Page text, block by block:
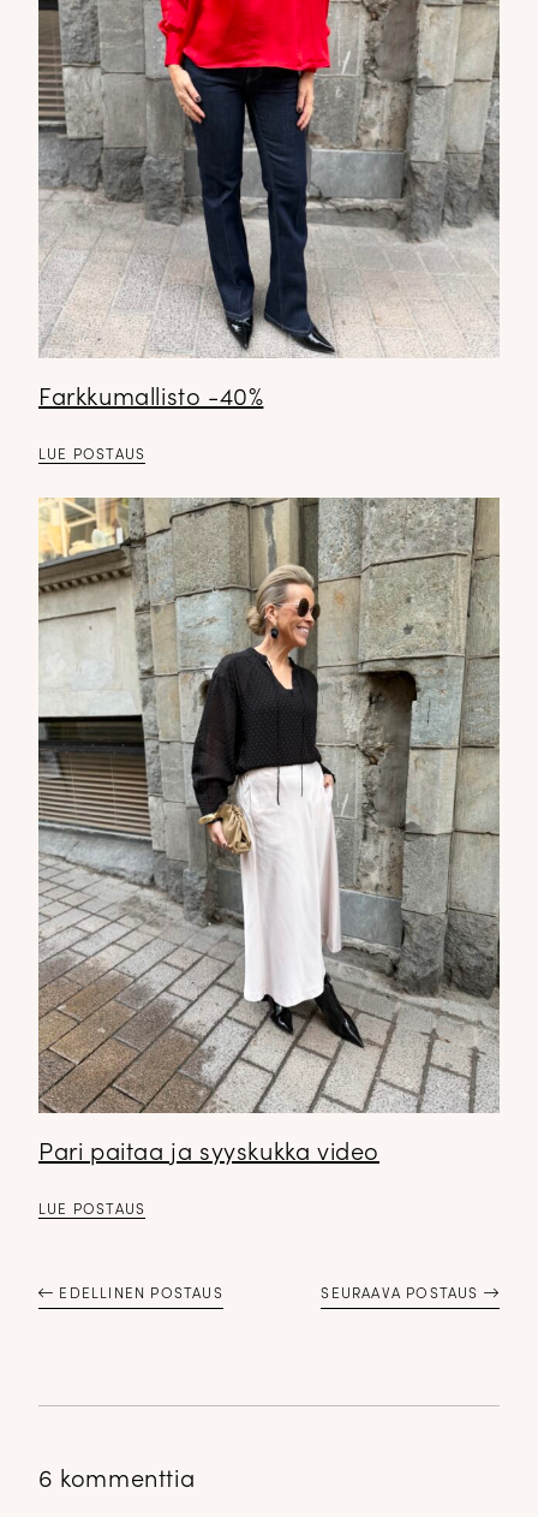
Farkkumallisto -40%
LUE POSTAUS
Pari paitaa ja syyskukka video
LUE POSTAUS
EDELLINEN POSTAUS SEURAAVA POSTAUS
6 kommenttia